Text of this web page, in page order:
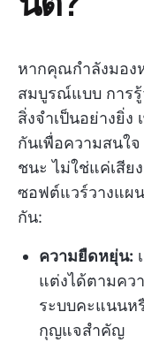
หากคุณกำลังมอง
สมบูรณ์แบบ การ
สิ่งจำเป็นอย่างยิ่
กันเพื่อความสนใ
ชนะ ไม่ใช่แค่เสีย
ซอฟต์แวร์วางแผ
กัน:
ความยืดหยุ่น:
แต่งได้ตามคว
ระบบคะแนนห
กุญแจสำคัญ